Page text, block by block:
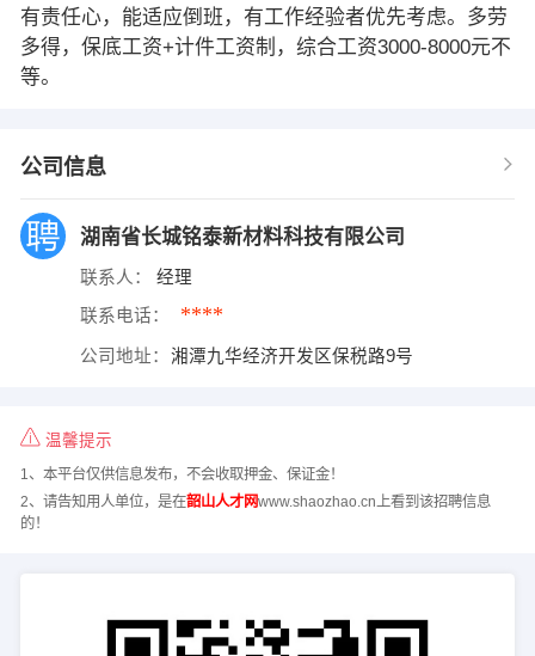
有责任心，能适应倒班，有工作经验者优先考虑。多劳
多得，保底工资+计件工资制，综合工资3000-8000元不
等。
公司信息
湖南省长城铭泰新材料科技有限公司
联系人： 经理
联系电话： ****
公司地址： 湘潭九华经济开发区保税路9号
温馨提示
1、本平台仅供信息发布，不会收取押金、保证金！
2、请告知用人单位，是在韶山人才网www.shaozhao.cn上看到该招聘信息
的！